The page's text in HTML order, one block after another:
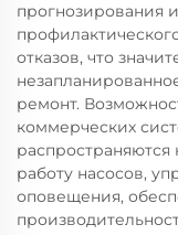
прогнозирования
отказов, что
ремонт.
коммерческих
работу насосов,
оповещения,